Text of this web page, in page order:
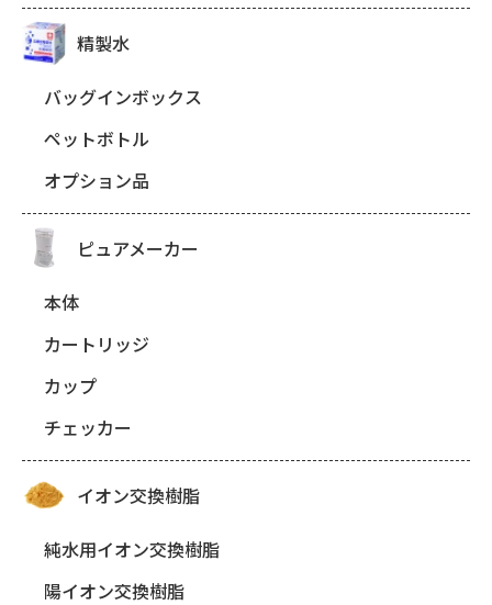
精製水
バッグインボックス
ペットボトル
オプション品
ピュアメーカー
本体
カートリッジ
カップ
チェッカー
イオン交換樹脂
純水用イオン交換樹脂
陽イオン交換樹脂